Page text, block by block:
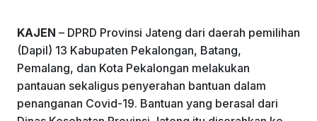
KAJEN – DPRD Provinsi Jateng dari daerah pemilihan
(Dapil) 13 Kabupaten Pekalongan, Batang,
Pemalang, dan Kota Pekalongan melakukan
pantauan sekaligus penyerahan bantuan dalam
penanganan Covid-19. Bantuan yang berasal dari